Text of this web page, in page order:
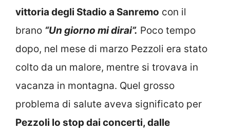
vittoria degli Stadio a Sanremo con il
brano “Un giorno mi dirai”. Poco tempo
dopo, nel mese di marzo Pezzoli era stato
colto da un malore, mentre si trovava in
vacanza in montagna. Quel grosso
problema di salute aveva significato per
Pezzoli lo stop dai concerti, dalle